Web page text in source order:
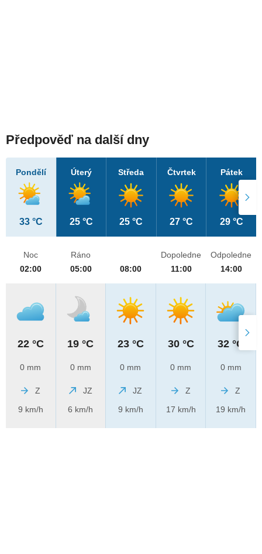
Předpověď na další dny
Pondělí
33 °C
Úterý
25 °C
Středa
25 °C
Čtvrtek
27 °C
Pátek
29 °C
Noc
02:00
22 °C
0 mm
Z
9 km/h
Ráno
05:00
19 °C
0 mm
JZ
6 km/h
08:00
23 °C
0 mm
JZ
9 km/h
Dopoledne
11:00
30 °C
0 mm
Z
17 km/h
Odpoledne
14:00
32 °C
0 mm
Z
19 km/h